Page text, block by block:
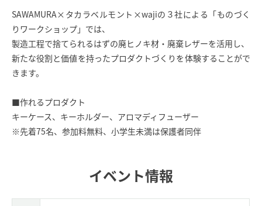
SAWAMURA×タカラベルモント×wajiの３社による「ものづく
りワークショップ」では、
製造工程で捨てられるはずの廃ヒノキ材・廃棄レザーを活用し、
新たな役割と価値を持ったプロダクトづくりを体験することがで
きます。
■作れるプロダクト
キーケース、キーホルダー、アロマディフューザー
※先着75名、参加料無料、小学生未満は保護者同伴
イベント情報